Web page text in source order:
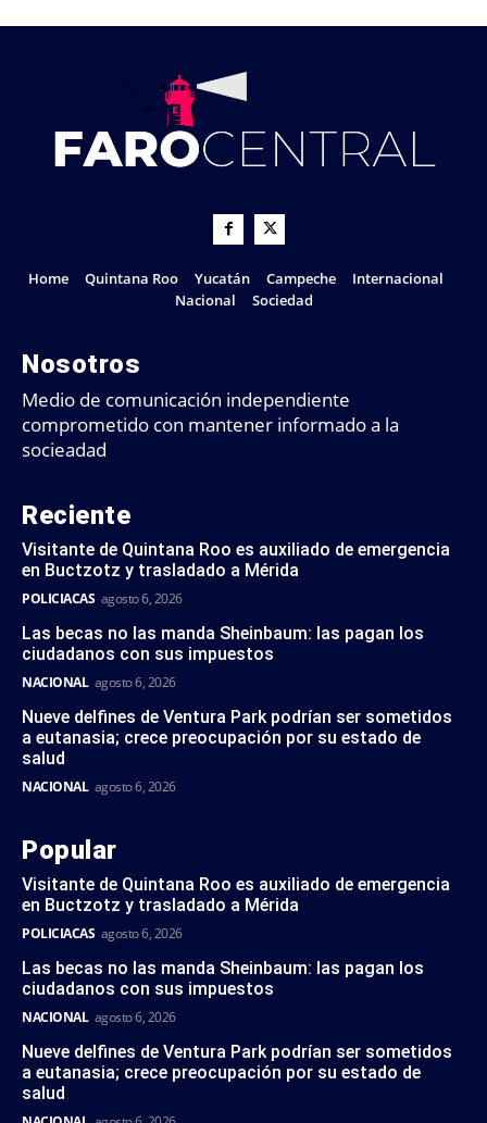
Home Quintana Roo Yucatán Campeche
Internacional
Nacional
Sociedad
Nosotros
Medio de comunicación independiente
comprometido con mantener informado a la
socieadad
Reciente
Visitante de Quintana Roo es auxiliado de emergencia
en Buctzotz y trasladado a Mérida
POLICIACAS agosto 6, 2026
Las becas no las manda Sheinbaum: las pagan los
ciudadanos con sus impuestos
NACIONAL agosto 6, 2026
Nueve delfines de Ventura Park podrían ser sometidos
a eutanasia; crece preocupación por su estado de
salud
NACIONAL agosto 6, 2026
Popular
Visitante de Quintana Roo es auxiliado de emergencia
en Buctzotz y trasladado a Mérida
POLICIACAS agosto 6, 2026
Las becas no las manda Sheinbaum: las pagan los
ciudadanos con sus impuestos
NACIONAL agosto 6, 2026
Nueve delfines de Ventura Park podrían ser sometidos
a eutanasia; crece preocupación por su estado de
salud